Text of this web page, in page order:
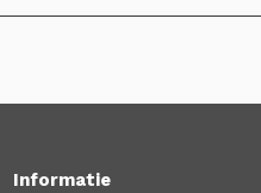
Informatie